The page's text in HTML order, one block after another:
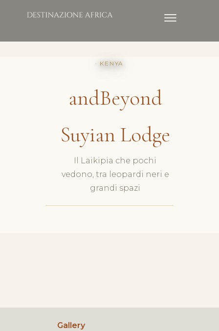
· KENYA
andBeyond
Suyian Lodge
Il Laikipia che pochi
vedono, tra leopardi neri e
grandi spazi
Gallery